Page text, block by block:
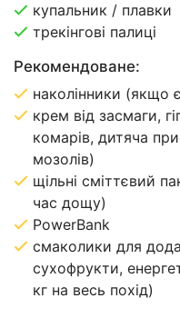
купальник / плавки
трекінгові палиці
Рекомендоване:
наколінники (якщо
крем від засмаги,
комарів, дитяча
мозолів)
щільні сміттєвий
час дощу)
PowerBank
смаколики для
сухофрукти,
кг на весь похід)